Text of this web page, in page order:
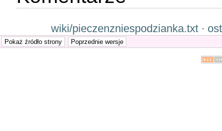
wiki/pieczenzniespodzianka.txt ·